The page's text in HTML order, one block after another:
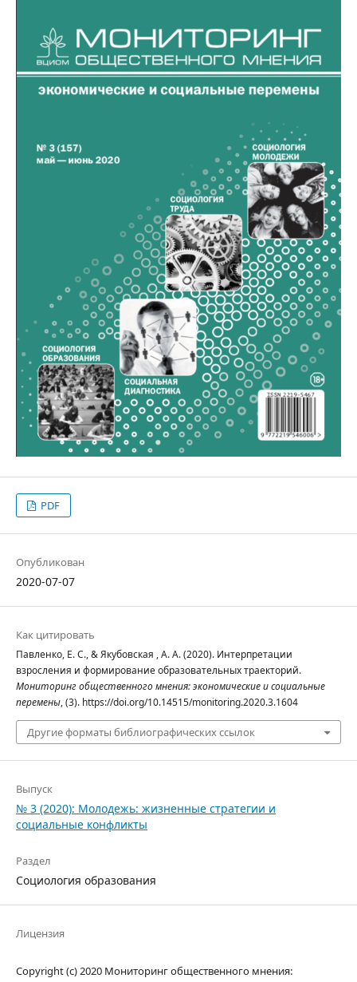
PDF
Опубликован
2020-07-07
Как цитировать
Павленко, Е. С., & Якубовская , А. А. (2020). Интерпретации
взросления и формирование образовательных траекторий.
Мониторинг общественного мнения: экономические и социальные
перемены, (3). https://doi.org/10.14515/monitoring.2020.3.1604
Другие форматы библиографических ссылок
Выпуск
№ 3 (2020): Молодежь: жизненные стратегии и
социальные конфликты
Раздел
Социология образования
Лицензия
Copyright (c) 2020 Мониторинг общественного мнения: